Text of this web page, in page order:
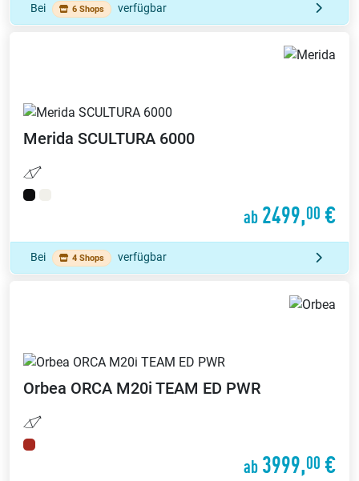
Bei 6 Shops verfügbar
Merida SCULTURA 6000
ab 2499,00 €
Bei 4 Shops verfügbar
Orbea ORCA M20i TEAM ED PWR
ab 3999,00 €